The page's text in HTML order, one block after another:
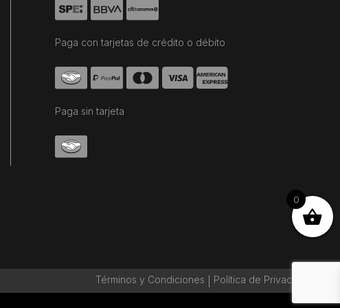
Paga con tarjetas de crédito o débito
Paga sin tarjeta
Términos y Condiciones Política de Privaciadad
0